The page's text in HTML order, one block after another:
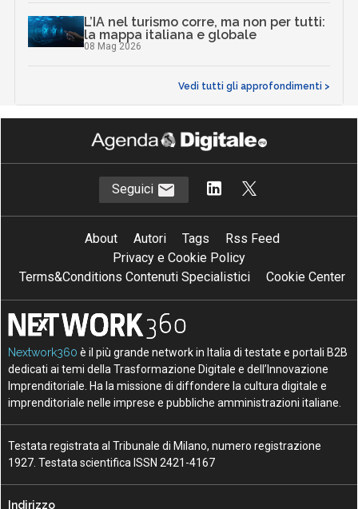
L’IA nel turismo corre, ma non per tutti:
la mappa italiana e globale
08 Mag 2026
Vedi tutti gli approfondimenti >
Seguici
About Autori Tags
Rss Feed
Privacy e Cookie Policy
Terms&Conditions Contenuti Specialistici
Cookie Center
Nextwork360 è il più grande network in Italia di testate e portali B2B
dedicati ai temi della Trasformazione Digitale e dell’Innovazione
Imprenditoriale. Ha la missione di diffondere la cultura digitale e
imprenditoriale nelle imprese e pubbliche amministrazioni italiane.
Testata registrata al Tribunale di Milano, numero registrazione
1927. Testata scientifica ISSN 2421-4167
Indirizzo